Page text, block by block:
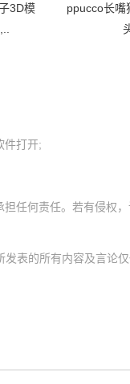
3D模
ppucco长嘴
件打开;
表的所有内容及言论